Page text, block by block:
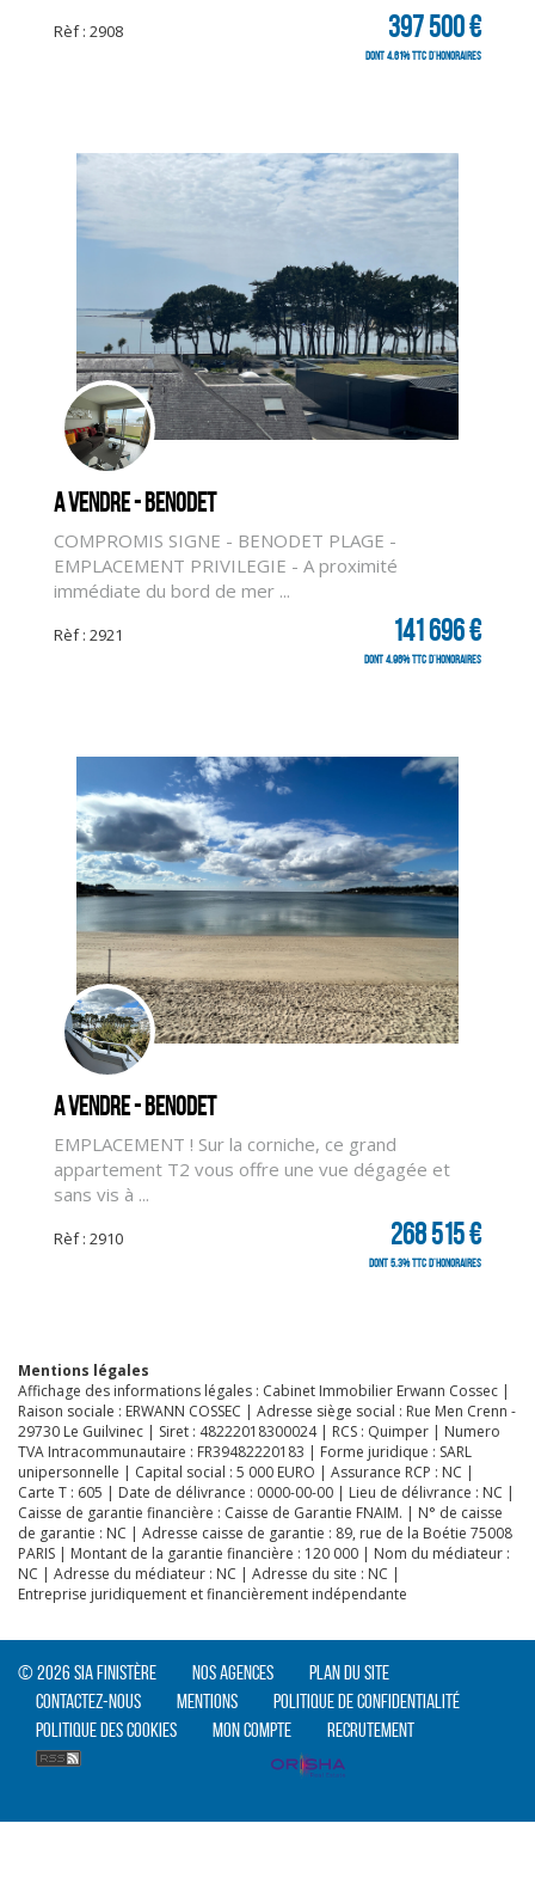
CLIQUER ICI POUR AGRANDIR
CLIQUER ICI POUR AGRANDIR
Rèf : 2908 397 500 €
dont 4.61% TTC d'honoraires
A vendre - BENODET
COMPROMIS SIGNE - BENODET PLAGE -
EMPLACEMENT PRIVILEGIE - A proximité
immédiate du bord de mer ...
Rèf : 2921 141 696 €
dont 4.96% TTC d'honoraires
A vendre - BENODET
EMPLACEMENT ! Sur la corniche, ce grand
appartement T2 vous offre une vue dégagée et
sans vis à ...
Rèf : 2910 268 515 €
dont 5.3% TTC d'honoraires
Mentions légales
Affichage des informations légales : Cabinet Immobilier Erwann Cossec |
Raison sociale : ERWANN COSSEC | Adresse siège social : Rue Men Crenn -
29730 Le Guilvinec | Siret : 48222018300024 | RCS : Quimper | Numero
TVA Intracommunautaire : FR39482220183 | Forme juridique : SARL
unipersonnelle | Capital social : 5 000 EURO | Assurance RCP : NC |
Carte T : 605 | Date de délivrance : 0000-00-00 | Lieu de délivrance : NC |
Caisse de garantie financière : Caisse de Garantie FNAIM. | N° de caisse
de garantie : NC | Adresse caisse de garantie : 89, rue de la Boétie 75008
PARIS | Montant de la garantie financière : 120 000 | Nom du médiateur :
NC | Adresse du médiateur : NC | Adresse du site : NC |
Entreprise juridiquement et financièrement indépendante
© 2026 SIA Finistère Nos agences
Plan du site
Contactez-nous
Mentions
Politique de confidentialité
Politique des cookies
Mon compte Recrutement